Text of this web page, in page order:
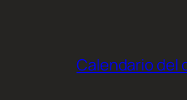
Calendario del